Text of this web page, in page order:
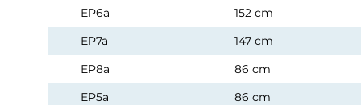
EP6a
152 cm
EP7a
147 cm
EP8a
86 cm
EP5a
86 cm